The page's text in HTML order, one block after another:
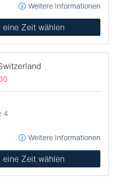
Weitere Informationen
Zeit wählen
4
Weitere Informationen
Zeit wählen